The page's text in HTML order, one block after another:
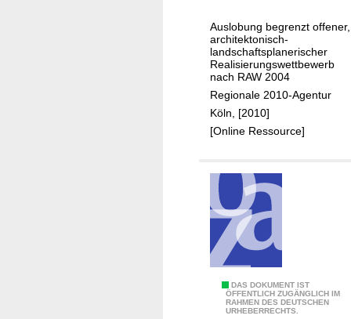
a
B
l
a
n
k
e
h
i
m
Auslobung begrenzt offener,
architektonisch-
landschaftsplanerischer
Realisierungswettbewerb
nach RAW 2004
Regionale 2010-Agentur
Köln, [2010]
[Online Ressource]
DAS DOKUMENT IST
ÖFFENTLICH ZUGÄNGLICH IM
RAHMEN DES DEUTSCHEN
URHEBERRECHTS.